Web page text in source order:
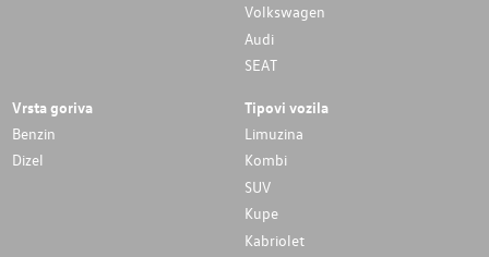
Volkswagen
Audi
SEAT
Vrsta goriva
Benzin
Dizel
Tipovi vozila
Limuzina
Kombi
SUV
Kupe
Kabriolet